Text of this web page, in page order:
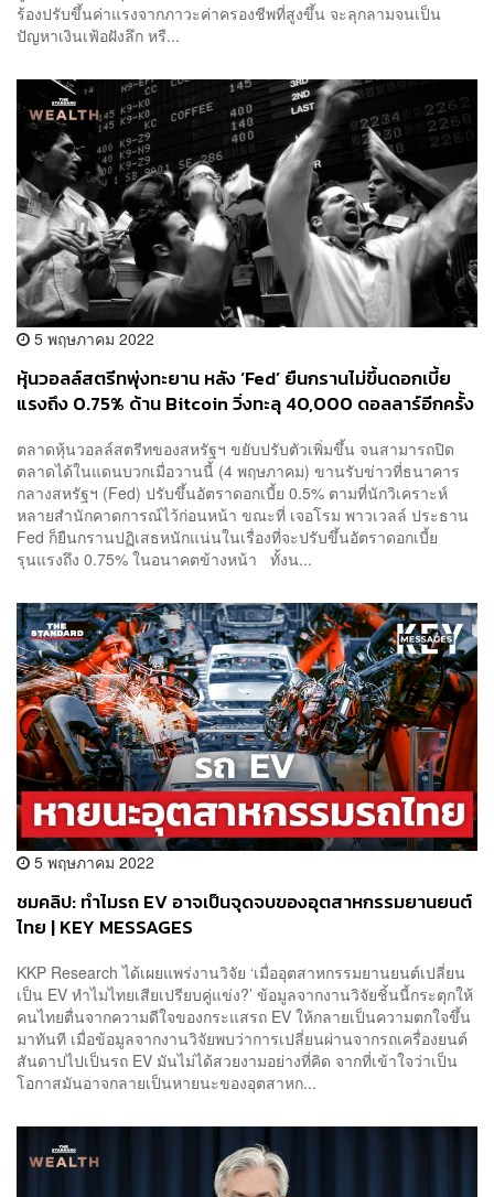
ร้องปรับขึ้นค่าแรงจากภาวะค่าครองชีพที่สูงขึ้น จะลุกลามจนเป็น
ปัญหาเงินเฟ้อฝังลึก หรื...
5 พฤษภาคม 2022
หุ้นวอลล์สตรีทพุ่งทะยาน หลัง ‘Fed’ ยืนกรานไม่ขึ้นดอกเบี้ย
แรงถึง 0.75% ด้าน Bitcoin วิ่งทะลุ 40,000 ดอลลาร์อีกครั้ง
ตลาดหุ้นวอลล์สตรีทของสหรัฐฯ ขยับปรับตัวเพิ่มขึ้น จนสามารถปิด
ตลาดได้ในแดนบวกเมื่อวานนี้ (4 พฤษภาคม) ขานรับข่าวที่ธนาคาร
กลางสหรัฐฯ (Fed) ปรับขึ้นอัตราดอกเบี้ย 0.5% ตามที่นักวิเคราะห์
หลายสำนักคาดการณ์ไว้ก่อนหน้า ขณะที่ เจอโรม พาวเวลล์ ประธาน
Fed ก็ยืนกรานปฏิเสธหนักแน่นในเรื่องที่จะปรับขึ้นอัตราดอกเบี้ย
รุนแรงถึง 0.75% ในอนาคตข้างหน้า ทั้งน...
5 พฤษภาคม 2022
ชมคลิป: ทำไมรถ EV อาจเป็นจุดจบของอุตสาหกรรมยานยนต์
ไทย | KEY MESSAGES
KKP Research ได้เผยแพร่งานวิจัย ‘เมื่ออุตสาหกรรมยานยนต์เปลี่ยน
เป็น EV ทำไมไทยเสียเปรียบคู่แข่ง?’ ข้อมูลจากงานวิจัยชิ้นนี้กระตุกให้
คนไทยตื่นจากความดีใจของกระแสรถ EV ให้กลายเป็นความตกใจขึ้น
มาทันที เมื่อข้อมูลจากงานวิจัยพบว่าการเปลี่ยนผ่านจากรถเครื่องยนต์
สันดาปไปเป็นรถ EV มันไม่ได้สวยงามอย่างที่คิด จากที่เข้าใจว่าเป็น
โอกาสมันอาจกลายเป็นหายนะของอุตสาหก...